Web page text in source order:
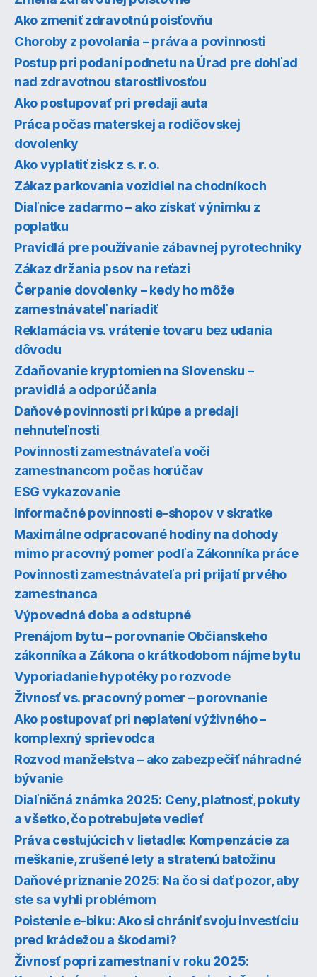
Ako zmeniť zdravotnú poisťovňu
Choroby z povolania – práva a povinnosti
Postup pri podaní podnetu na Úrad pre dohľad
nad zdravotnou starostlivosťou
Ako postupovať pri predaji auta
Práca počas materskej a rodičovskej
dovolenky
Ako vyplatiť zisk z s. r. o.
Zákaz parkovania vozidiel na chodníkoch
Diaľnice zadarmo – ako získať výnimku z
poplatku
Pravidlá pre používanie zábavnej pyrotechniky
Zákaz držania psov na reťazi
Čerpanie dovolenky – kedy ho môže
zamestnávateľ nariadiť
Reklamácia vs. vrátenie tovaru bez udania
dôvodu
Zdaňovanie kryptomien na Slovensku –
pravidlá a odporúčania
Daňové povinnosti pri kúpe a predaji
nehnuteľnosti
Povinnosti zamestnávateľa voči
zamestnancom počas horúčav
ESG vykazovanie
Informačné povinnosti e-shopov v skratke
Maximálne odpracované hodiny na dohody
mimo pracovný pomer podľa Zákonníka práce
Povinnosti zamestnávateľa pri prijatí prvého
zamestnanca
Výpovedná doba a odstupné
Prenájom bytu – porovnanie Občianskeho
zákonníka a Zákona o krátkodobom nájme bytu
Vyporiadanie hypotéky po rozvode
Živnosť vs. pracovný pomer – porovnanie
Ako postupovať pri neplatení výživného –
komplexný sprievodca
Rozvod manželstva – ako zabezpečiť náhradné
bývanie
Diaľničná známka 2025: Ceny, platnosť, pokuty
a všetko, čo potrebujete vedieť
Práva cestujúcich v lietadle: Kompenzácie za
meškanie, zrušené lety a stratenú batožinu
Daňové priznanie 2025: Na čo si dať pozor, aby
ste sa vyhli problémom
Poistenie e-biku: Ako si chrániť svoju investíciu
pred krádežou a škodami?
Živnosť popri zamestnaní v roku 2025: